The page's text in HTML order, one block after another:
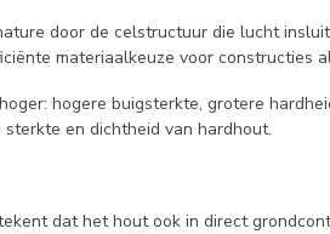
door de celstructuur die lucht
materiaalkeuze voor constructies
hogere buigsterkte, grotere
en dichtheid van hardhout.
dat het hout ook in direct